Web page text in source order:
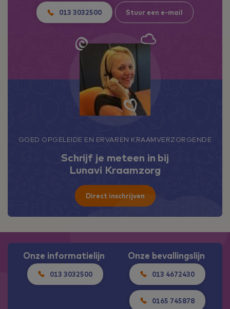
013 3032500 Stuur een e-mail
GOED OPGELEIDE EN ERVAREN KRAAMVERZORGENDE
Schrijf je meteen in bij
Lunavi Kraamzorg
Direct inschrijven
Onze informatielijn
013 3032500
Onze bevallingslijn
013 4672430
0165 745878